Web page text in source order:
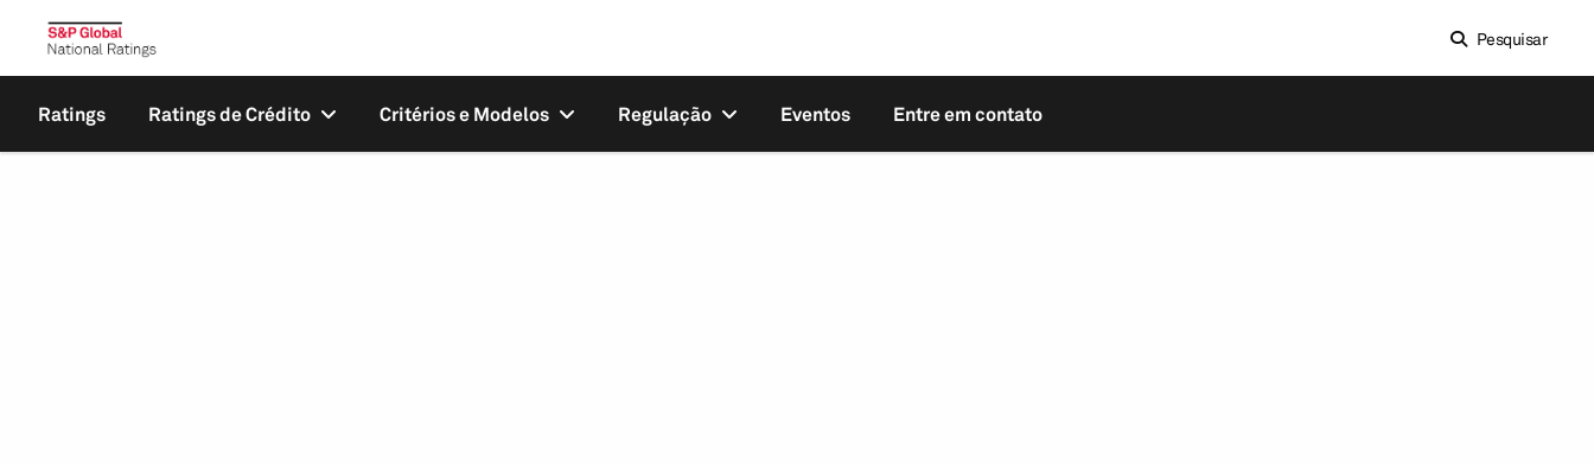
Pesquisar
Ratings Ratings de Crédito Critérios e Modelos Regulação Eventos Entre em contato